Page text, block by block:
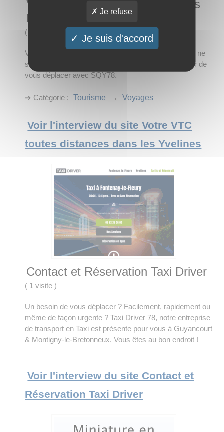
Votre VTC toutes distances dans
les Yvelines
(
Vous êtes un adepte du transport en VTC mais vous ne
savez pas quelle compagnie appeler ? Alors essayer de
vous déplacer avec SQY78.
➔ Catégorie : Tourisme → Voyages
Voir l'interview du site Votre VTC
toutes distances dans les Yvelines
Contact et Réservation Taxi Driver
( 1 visite)
Un besoin de vous déplacer ? Facilement, rapidement ou
même de façon urgente ? Taxi Driver 78, notre entreprise
de transport en Taxi est présente pour vous à Guyancourt
& Montigny-le-Bretonneux. Vous êtes au bon endroit !
Voir l'interview du site Contact et
Réservation Taxi Driver
Je refuse
Je suis d'accord